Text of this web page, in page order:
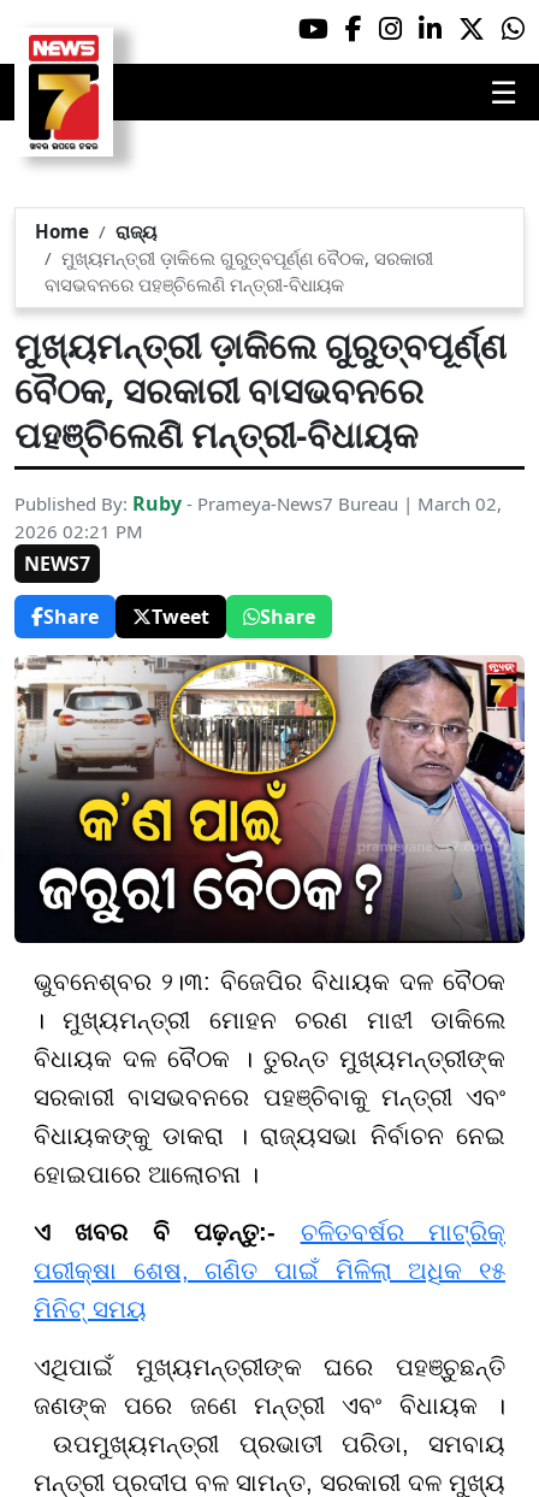
☰
Home
ରାଜ୍ୟ
ମୁଖ୍ୟମନ୍ତ୍ରୀ ଡ଼ାକିଲେ ଗୁରୁତ୍ବପୂର୍ଣ୍ଣ ବୈଠକ, ସରକାରୀ
ବାସଭବନରେ ପହଞ୍ଚିଲେଣି ମନ୍ତ୍ରୀ-ବିଧାୟକ
ମୁଖ୍ୟମନ୍ତ୍ରୀ ଡ଼ାକିଲେ ଗୁରୁତ୍ବପୂର୍ଣ୍ଣ
ବୈଠକ, ସରକାରୀ ବାସଭବନରେ
ପହଞ୍ଚିଲେଣି ମନ୍ତ୍ରୀ-ବିଧାୟକ
Published By: Ruby - Prameya-News7 Bureau | March 02,
2026 02:21 PM
NEWS7
Share
Tweet Share
ଭୁବନେଶ୍ବର ୨।୩: ବିଜେପିର ବିଧାୟକ ଦଳ ବୈଠକ
। ମୁଖ୍ୟମନ୍ତ୍ରୀ ମୋହନ ଚରଣ ମାଝୀ ଡାକିଲେ
ବିଧାୟକ ଦଳ ବୈଠକ । ତୁରନ୍ତ ମୁଖ୍ୟମନ୍ତ୍ରୀଙ୍କ
ସରକାରୀ ବାସଭବନରେ ପହଞ୍ଚିବାକୁ ମନ୍ତ୍ରୀ ଏବଂ
ବିଧାୟକଙ୍କୁ ଡାକରା । ରାଜ୍ୟସଭା ନିର୍ବାଚନ ନେଇ
ହୋଇପାରେ ଆଲୋଚନା ।
ଏ ଖବର ବି ପଢ଼ନ୍ତୁ:-
ଚଳିତବର୍ଷର ମାଟ୍ରିକ୍
ପରୀକ୍ଷା ଶେଷ, ଗଣିତ ପାଇଁ ମିଳିଲା ଅଧିକ ୧୫
ମିନିଟ୍ ସମୟ
ଏଥିପାଇଁ ମୁଖ୍ୟମନ୍ତ୍ରୀଙ୍କ ଘରେ ପହଞ୍ଚୁଛନ୍ତି
ଜଣଙ୍କ ପରେ ଜଣେ ମନ୍ତ୍ରୀ ଏବଂ ବିଧାୟକ ।
ଉପମୁଖ୍ୟମନ୍ତ୍ରୀ ପ୍ରଭାତୀ ପରିଡା, ସମବାୟ
ମନ୍ତ୍ରୀ ପ୍ରଦୀପ ବଳ ସାମନ୍ତ, ସରକାରୀ ଦଳ ମୁଖ୍ୟ